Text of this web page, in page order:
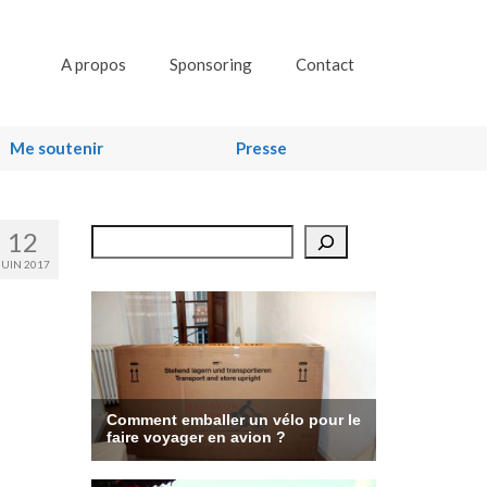
A propos Sponsoring Contact
Me soutenir Presse
12
JUIN 2017